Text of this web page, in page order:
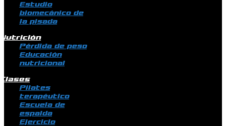
Estudio
biomecánico de
la pisada
Pérdida de peso
Educación
nutricional
Pilates
terapéutico
Escuela de
espalda
Ejercicio